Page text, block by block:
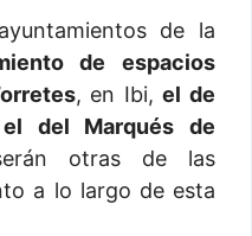
de la
de espacios
, en Ibi,el de
del Marqués de
otras de las
a lo largo de esta